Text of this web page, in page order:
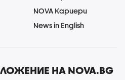
NOVA Кариери
News in English
НА NOVA.BG